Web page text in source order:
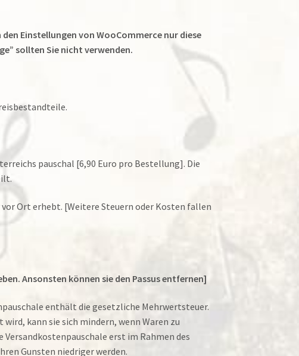
Einstellungen von WooCommerce nur diese
sollten Sie nicht verwenden.
pauschal [6,90 Euro pro Bestellung]. Die
Ort erhebt. [Weitere Steuern oder Kosten fallen
Ansonsten können sie den Passus entfernen]
enthält die gesetzliche Mehrwertsteuer.
kann sie sich mindern, wenn Waren zu
erst im Rahmen des
Gunsten niedriger werden.